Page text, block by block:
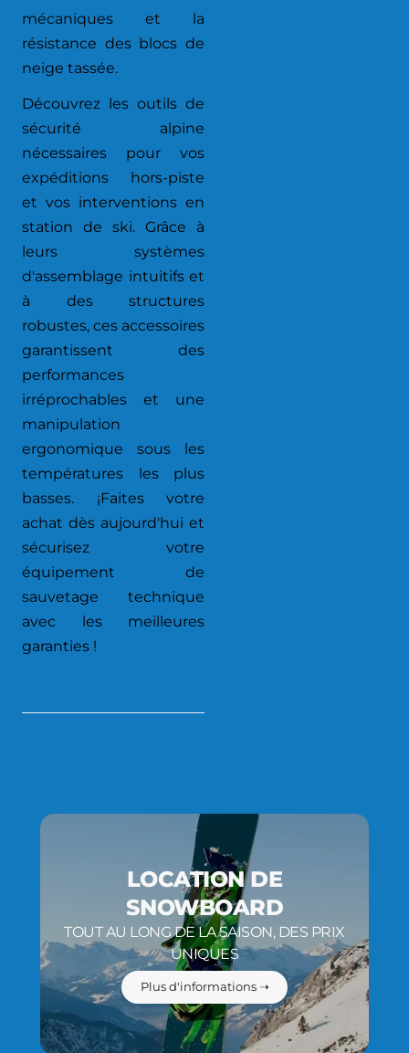
mécaniques et la
résistance des blocs de
neige tassée.
Découvrez les outils de
sécurité alpine
nécessaires pour vos
expéditions hors-piste
et vos interventions en
station de ski. Grâce à
leurs systèmes
d'assemblage intuitifs et
à des structures
robustes, ces accessoires
garantissent des
performances
irréprochables et une
manipulation
ergonomique sous les
températures les plus
basses. ¡Faites votre
achat dès aujourd'hui et
sécurisez votre
équipement de
sauvetage technique
avec les meilleures
garanties !
LOCATION DE
SNOWBOARD
TOUT AU LONG DE LA SAISON, DES PRIX
UNIQUES
Plus d'informations ➝